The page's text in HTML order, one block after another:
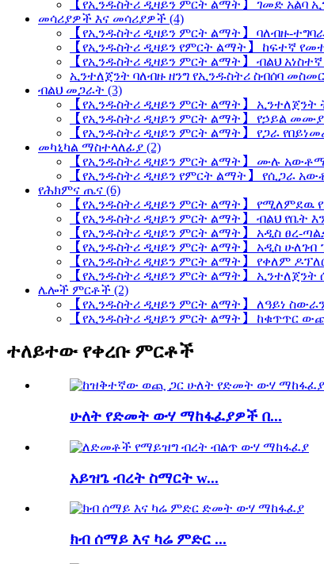
【የኢንዱስትሪ ዲዛይን ምርት ልማት】 ገመድ አልባ
መሳሪያዎች እና መሳሪያዎች (4)
【የኢንዱስትሪ ዲዛይን ምርት ልማት】 ባለብዙ-
【የኢንዱስትሪ ዲዛይን የምርት ልማት】 ከፍተኛ
【የኢንዱስትሪ ዲዛይን ምርት ልማት】 ብልህ
ኢንተለጀንት ባለብዙ ዘንግ የኢንዱስትሪ ስብሰባ
ብልህ መጋራት (3)
【የኢንዱስትሪ ዲዛይን ምርት ልማት】 ኢንተለጀንት
【የኢንዱስትሪ ዲዛይን ምርት ልማት】 የኃይል መሙያ
【የኢንዱስትሪ ዲዛይን ምርት ልማት】 የጋራ
መካኒካል ማስተላለፊያ (2)
【የኢንዱስትሪ ዲዛይን ምርት ልማት】 ሙሉ
【የኢንዱስትሪ ዲዛይን የምርት ልማት】 የሲጋራ
የሕክምና ጤና (6)
【የኢንዱስትሪ ዲዛይን ምርት ልማት】 የሚለምደዉ
【የኢንዱስትሪ ዲዛይን ምርት ልማት】 ብልህ የቤት
【የኢንዱስትሪ ዲዛይን ምርት ልማት】 አዲስ ፀረ-
【የኢንዱስትሪ ዲዛይን ምርት ልማት】 አዲስ
【የኢንዱስትሪ ዲዛይን ምርት ልማት】 የቀለም
【የኢንዱስትሪ ዲዛይን ምርት ልማት】 ኢንተለጀንት
ሌሎች ምርቶች (2)
【የኢንዱስትሪ ዲዛይን ምርት ልማት】 ለዓይነ
【የኢንዱስትሪ ዲዛይን ምርት ልማት】 ከቁጥጥር
ተለይተው የቀረቡ ምርቶች
ሁለት የድመት ውሃ ማከፋፈያዎች በ...
አይዝጌ ብረት ስማርት w...
ክብ ሰማይ እና ካሬ ምድር ...